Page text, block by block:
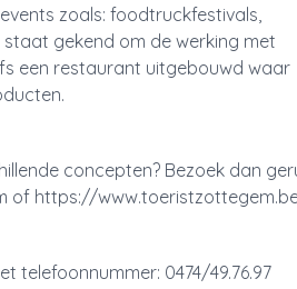
zoals: foodtruckfestivals,
staat gekend om de werking met
een restaurant uitgebouwd waar
concepten? Bezoek dan
of https://
telefoonnummer: 0474/49.76.97